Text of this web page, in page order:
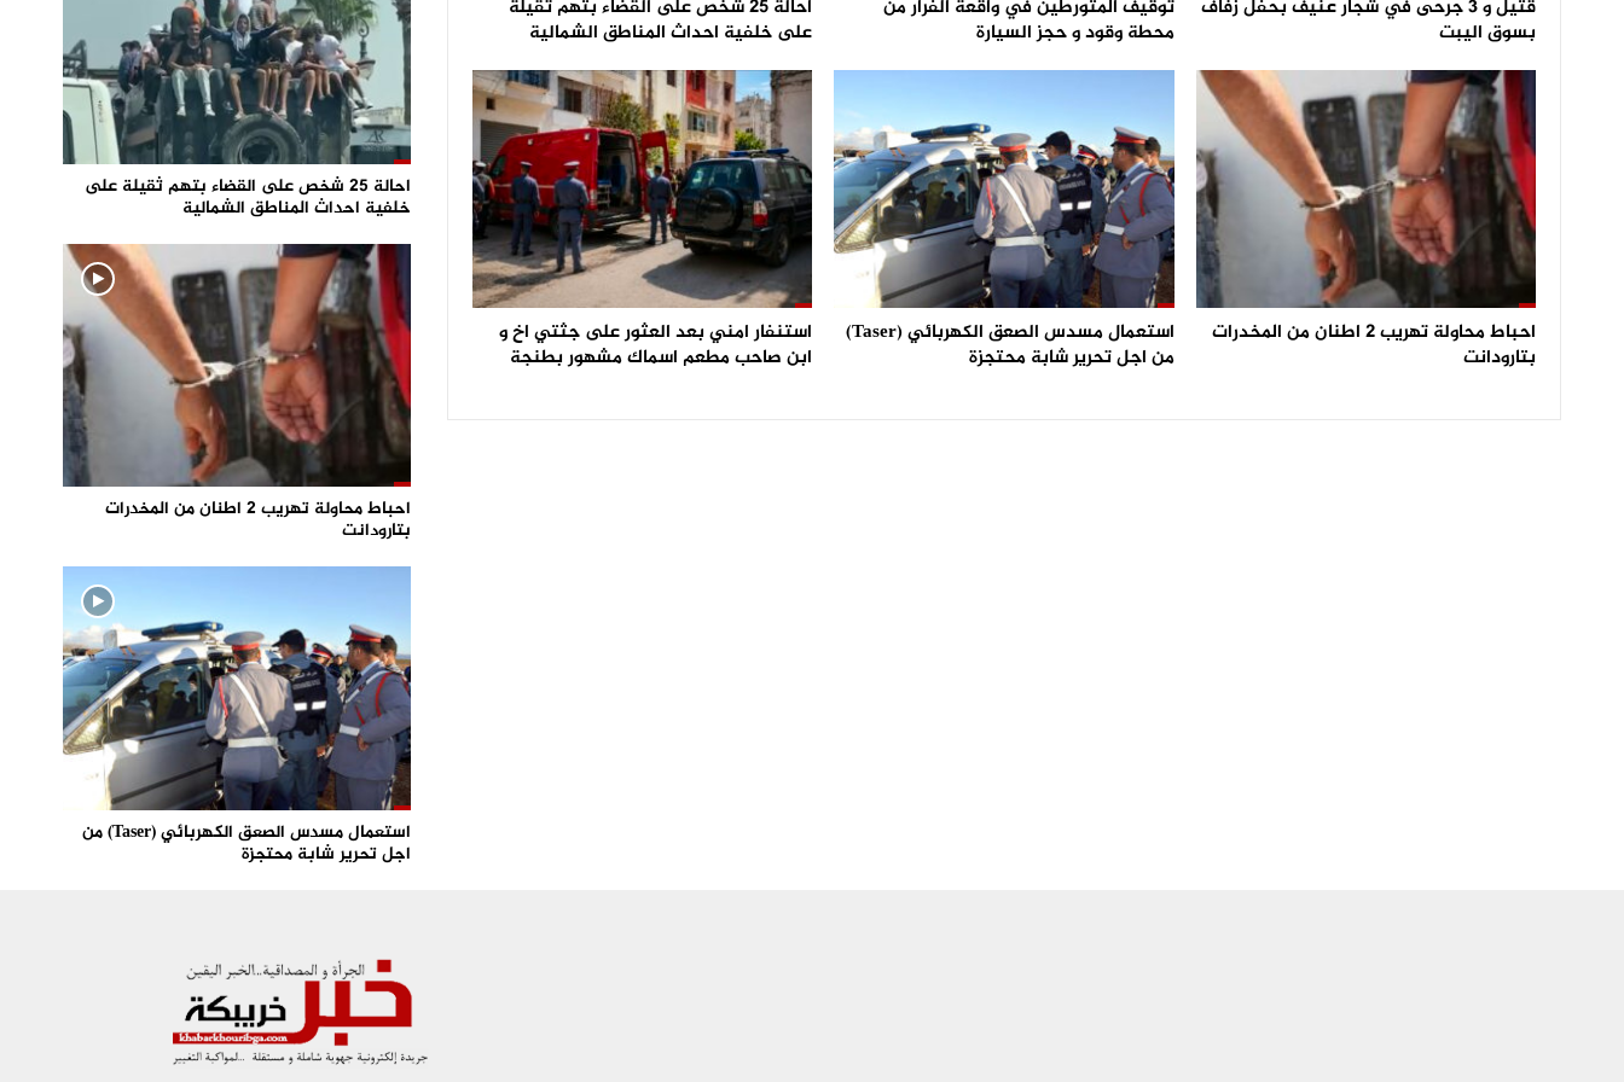
قتيل و 3 جرحى في شجار عنيف بحفل زفاف
بسوق اليبت
توقيف المتورطين في واقعة الفرار من
محطة وقود و حجز السيارة
احالة 25 شخص على القضاء بتهم ثقيلة
على خلفية احداث المناطق الشمالية
احباط محاولة تهريب 2 اطنان من المخدرات
بتارودانت
استعمال مسدس الصعق الكهربائي (Taser)
من اجل تحرير شابة محتجزة
استنفار امني بعد العثور على جثتي اخ و
ابن صاحب مطعم اسماك مشهور بطنجة
احالة 25 شخص على القضاء بتهم ثقيلة على
خلفية احداث المناطق الشمالية
احباط محاولة تهريب 2 اطنان من المخدرات
بتارودانت
استعمال مسدس الصعق الكهربائي (Taser) من
اجل تحرير شابة محتجزة